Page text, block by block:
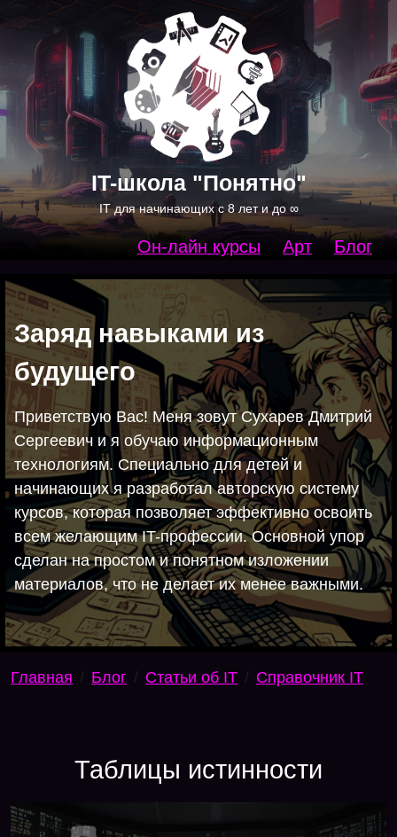
IT-школа "Понятно"
IT для начинающих c 8 лет и до ∞
Он-лайн курсы Арт Блог
Заряд навыками из
будущего
Приветствую Вас! Меня зовут Сухарев Дмитрий
Сергеевич и я обучаю информационным
технологиям. Специально для детей и
начинающих я разработал авторскую систему
курсов, которая позволяет эффективно освоить
всем желающим IT-профессии. Основной упор
сделан на простом и понятном изложении
материалов, что не делает их менее важными.
Главная Блог Статьи об IT Справочник IT
Таблицы истинности